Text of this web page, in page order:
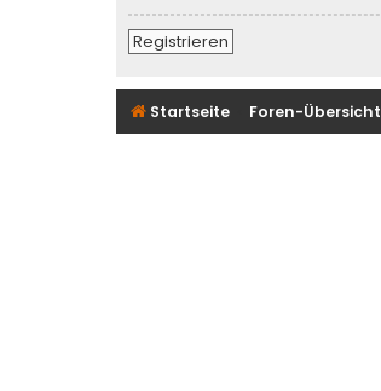
Registrieren
Startseite Foren-Übersicht